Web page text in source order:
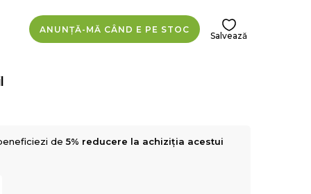
ANUNȚĂ-MĂ CÂND E PE STOC
Salvează
de5% reducere la achiziția acestui